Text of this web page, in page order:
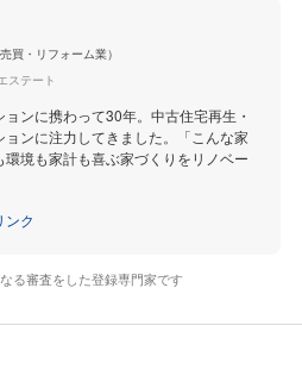
買・リフォーム業）
ステート
ンに携わって30年。中古住宅再生・
ンに注力してきました。「こんな家
境も家計も喜ぶ家づくりをリノベー
ンク
る審査をした登録専門家です